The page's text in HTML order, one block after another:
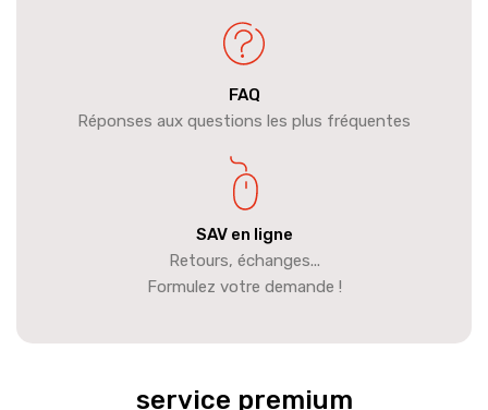
FAQ
Réponses aux questions les plus fréquentes
SAV en ligne
Retours, échanges...
Formulez votre demande !
service premium